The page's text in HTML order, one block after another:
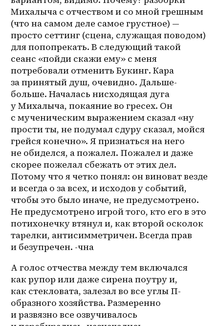
Михалыча с отчеством и со мной грешным
(что на самом деле самое грустное) —
просто сеттинг (сцена, служащая поводом)
для попопрекать. В следующий такой
сеанс «пойди скажи ему» с меня
потребовали отменить Букинг. Кара
за принятый душ, очевидно. Дальше-
больше. Началась нисходящая дуга
у Михалыча, покаяние во гресех. Он
с мученическим выражением сказал «ну
прости ты, не подумал сдуру сказал, мойся
грейся конечно». Я признаться на него
не обиделся, а пожалел. Пожалел и даже
скорее пожелал сбежать от этих дел.
Потому что я четко понял: он виноват везде
и всегда о за всех, и исходов у событий,
чтобы это было иначе, не предусмотрено.
Не предусмотрено игрой того, кто его в это
потихонечку втянул и, как второй осколок
тарелки, антисимметричен. Всегда прав
и безупречен. -чна
А голос отчества между тем включался
как рупор или даже сирена поутру и,
как стекловата, залезал во все углы П-
образного хозяйства. Размеренно
и развязно все озвучивалось